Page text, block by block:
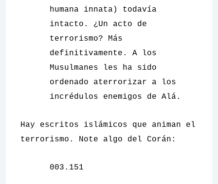
humana innata) todavía
intacto. ¿Un acto de
terrorismo? Más
definitivamente. A los
Musulmanes les ha sido
ordenado aterrorizar a los
incrédulos enemigos de Alá.
Hay escritos islámicos que animan el
terrorismo. Note algo del Corán:
003.151